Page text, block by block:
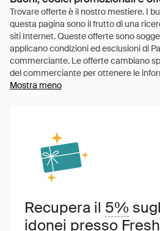
Mostra meno
Recupera il 5%
idonei presso Fresh